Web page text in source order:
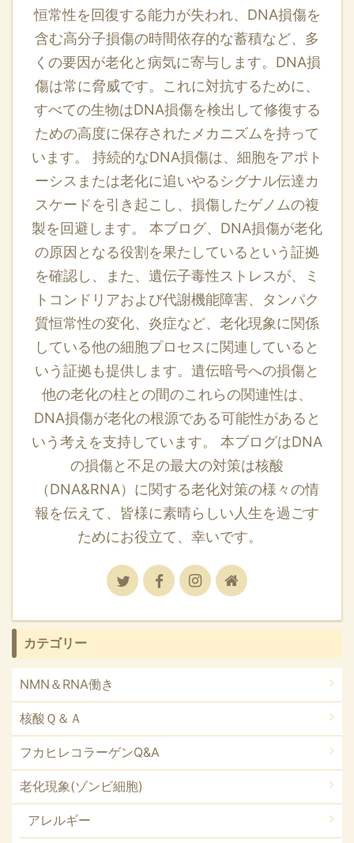
恒常性を回復する能力が失われ、DNA損傷を
含む高分子損傷の時間依存的な蓄積など、多
くの要因が老化と病気に寄与します。DNA損
傷は常に脅威です。これに対抗するために、
すべての生物はDNA損傷を検出して修復する
ための高度に保存されたメカニズムを持って
います。 持続的なDNA損傷は、細胞をアポト
ーシスまたは老化に追いやるシグナル伝達カ
スケードを引き起こし、損傷したゲノムの複
製を回避します。 本ブログ、DNA損傷が老化
の原因となる役割を果たしているという証拠
を確認し、また、遺伝子毒性ストレスが、ミ
トコンドリアおよび代謝機能障害、タンパク
質恒常性の変化、炎症など、老化現象に関係
している他の細胞プロセスに関連していると
いう証拠も提供します。遺伝暗号への損傷と
他の老化の柱との間のこれらの関連性は、
DNA損傷が老化の根源である可能性があると
いう考えを支持しています。 本ブログはDNA
の損傷と不足の最大の対策は核酸
（DNA&RNA）に関する老化対策の様々の情
報を伝えて、皆様に素晴らしい人生を過ごす
ためにお役立て、幸いです。
カテゴリー
NMN＆RNA働き
核酸Ｑ＆Ａ
フカヒレコラーゲンQ&A
老化現象(ゾンビ細胞)
アレルギー